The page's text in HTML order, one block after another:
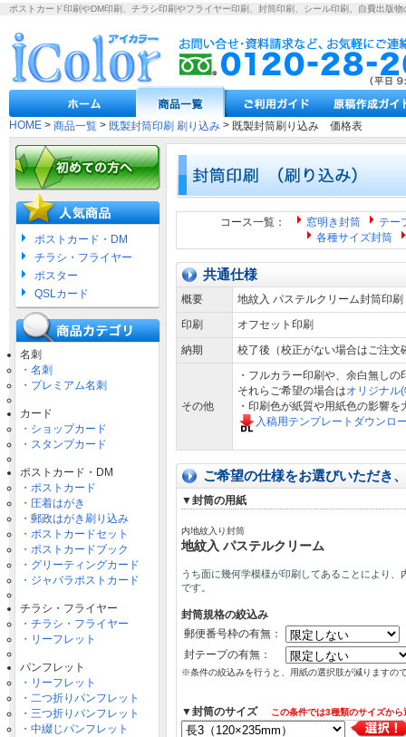
ポストカード印刷やDM印刷、チラシ印刷やフライヤー印刷、封筒印刷、シール印刷、自費出版物
HOME > 商品一覧 > 既製封筒印刷 刷り込み > 既製封筒刷り込み 価格表
ポストカード・DM
チラシ・フライヤー
ポスター
QSLカード
名刺
・名刺
・プレミアム名刺
カード
・ショップカード
・スタンプカード
ポストカード・DM
・ポストカード
・圧着はがき
・郵政はがき刷り込み
・ポストカードセット
・ポストカードブック
・グリーティングカード
・ジャバラポストカード
チラシ・フライヤー
・チラシ・フライヤー
・リーフレット
パンフレット
・リーフレット
・二つ折りパンフレット
・三つ折りパンフレット
・中綴じパンフレット
コース一覧： 窓明き封筒
テー
各種サイズ封筒
共通仕様
概要
地紋入 パステルクリーム封筒印
印刷
オフセット印刷
納期
校了後（校正がない場合はご注
その他
・フルカラー印刷や、余白無し
それらご希望の場合はオリジナル
・印刷色が紙質や用紙色の影響
入稿用テンプレートダウンロ
ご希望の仕様をお選びいただき
▼封筒の用紙
内地紋入り封筒
地紋入 パステルクリーム
うち面に幾何学模様が印刷してあることにより
です。
封筒規格の絞込み
郵便番号枠の有無：
封テープの有無：
※条件の絞込みを行うと、用紙の選択肢が減りますの
▼封筒のサイズ この条件では3種類のサイズから